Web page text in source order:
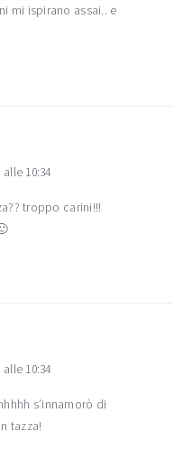
mi ispirano assai.. e
10:34
troppo carini!!!
10:34
s’innamorò di
tazza!